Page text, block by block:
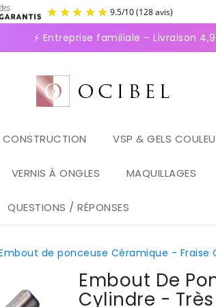
⚡ Entreprise familiale – Livraison 4,95€
CONSTRUCTION VSP & GELS
VERNIS À ONGLES MAQUILLAGES
QUESTIONS / RÉPONSES
de ponceuse Céramique - Fraise
Embout De
Cylindre -